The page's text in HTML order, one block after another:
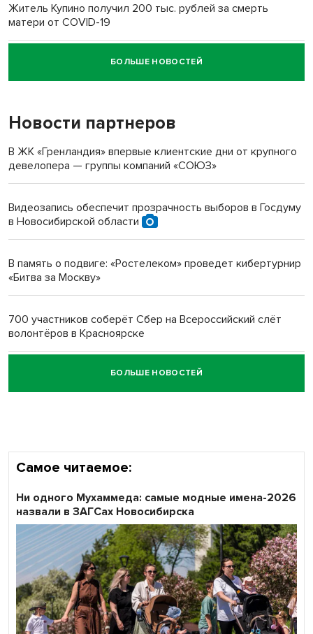
Житель Купино получил 200 тыс. рублей за смерть
матери от COVID-19
Новосибирский суд наказал водителя за смерть
пенсионерки на вокзале
«Мы живём на пастбище!»: в новосибирском селе лошади
терроризируют жителей
Инвалид получил условный срок за избиение врачей
Новосибирский преподаватель с женой вошли в топ-16
Обновлённое отделение ВТБ открылось в Искитиме
БОЛЬШЕ НОВОСТЕЙ
Новости партнеров
В ЖК «Гренландия» впервые клиентские дни от крупного
девелопера — группы компаний «СОЮЗ»
Видеозапись обеспечит прозрачность выборов в Госдуму
в Новосибирской области
В память о подвиге: «Ростелеком» проведет кибертурнир
«Битва за Москву»
700 участников соберёт Сбер на Всероссийский слёт
волонтёров в Красноярске
Честный выбор: видеонаблюдение обеспечит
объективность результатов ЕДГ в Новосибирской
БОЛЬШЕ НОВОСТЕЙ
Самое читаемое:
Ни одного Мухаммеда: самые модные имена-2026
назвали в ЗАГСах Новосибирска